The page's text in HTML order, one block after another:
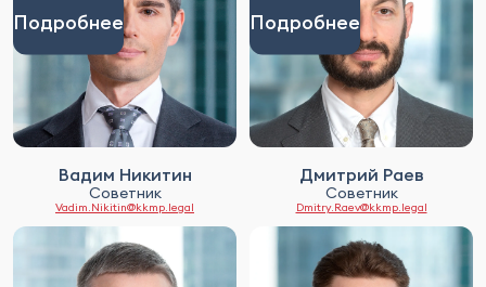
Подробнее
Вадим Никитин
Советник
Vadim.Nikitin@kkmp.legal
Подробнее
Дмитрий Раев
Советник
Dmitry.Raev@kkmp.legal